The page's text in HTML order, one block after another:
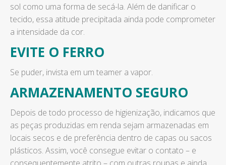
sol como uma forma de secá-la. Além de danificar o
tecido, essa atitude precipitada ainda pode comprometer
a intensidade da cor.
EVITE O FERRO
Se puder, invista em um teamer a vapor.
ARMAZENAMENTO SEGURO
Depois de todo processo de higienização, indicamos que
as peças produzidas em renda sejam armazenadas em
locais secos e de preferência dentro de capas ou sacos
plásticos. Assim, você consegue evitar o contato – e